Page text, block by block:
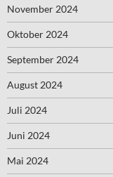
November 2024
Oktober 2024
September 2024
August 2024
Juli 2024
Juni 2024
Mai 2024